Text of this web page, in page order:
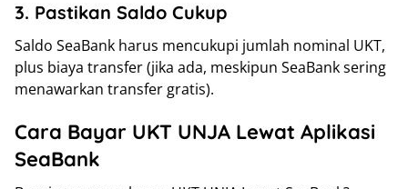
3. Pastikan Saldo Cukup
Saldo SeaBank harus mencukupi jumlah nominal UKT,
plus biaya transfer (jika ada, meskipun SeaBank sering
menawarkan transfer gratis).
Cara Bayar UKT UNJA Lewat Aplikasi
SeaBank